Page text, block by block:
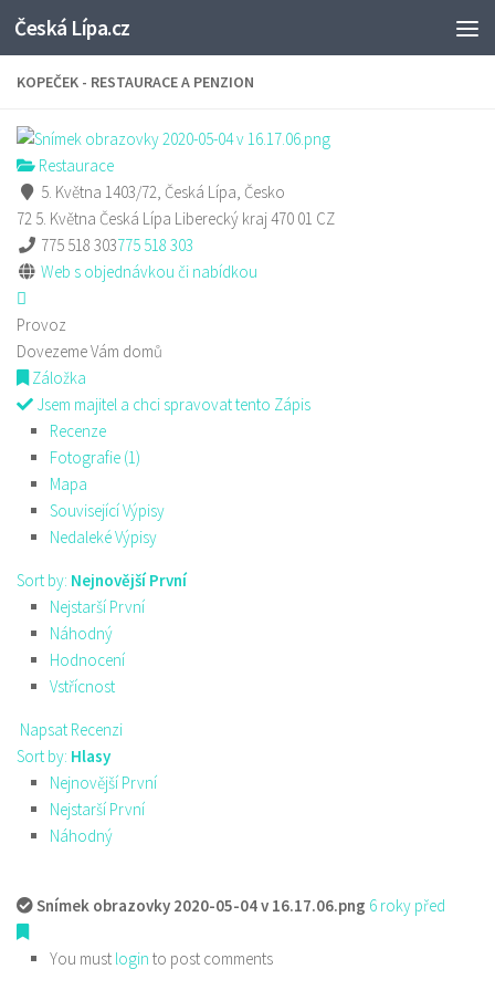
Skip to content
Česká Lípa.cz
KOPEČEK - RESTAURACE A PENZION
Restaurace
5. Května 1403/72, Česká Lípa, Česko
72 5. Května Česká Lípa Liberecký kraj470 01 CZ
775 518 303775 518 303
Web s objednávkou či nabídkou
Provoz
Dovezeme Vám domů
Záložka
Jsem majitel a chci spravovat tento Zápis
Recenze
Fotografie (1)
Mapa
Související Výpisy
Nedaleké Výpisy
Sort by: Nejnovější První
Nejstarší První
Náhodný
Hodnocení
Vstřícnost
Napsat Recenzi
Sort by: Hlasy
Nejnovější První
Nejstarší První
Náhodný
Snímek obrazovky 2020-05-04 v 16.17.06.png 6 roky před
You must login to post comments